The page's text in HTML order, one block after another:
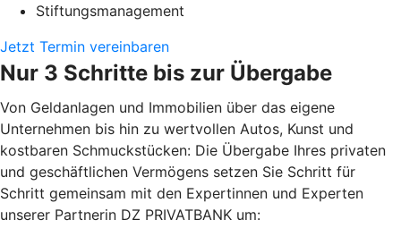
Stiftungsmanagement
Jetzt Termin vereinbaren
Nur 3 Schritte bis zur Übergabe
Von Geldanlagen und Immobilien über das eigene
Unternehmen bis hin zu wertvollen Autos, Kunst und
kostbaren Schmuckstücken: Die Übergabe Ihres privaten
und geschäftlichen Vermögens setzen Sie Schritt für
Schritt gemeinsam mit den Expertinnen und Experten
unserer Partnerin DZ PRIVATBANK um: